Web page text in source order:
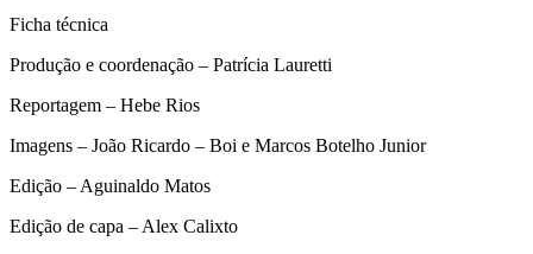
Ficha técnica
Produção e coordenação – Patrícia Lauretti
Reportagem – Hebe Rios
Imagens – João Ricardo – Boi e Marcos Botelho Junior
Edição – Aguinaldo Matos
Edição de capa – Alex Calixto